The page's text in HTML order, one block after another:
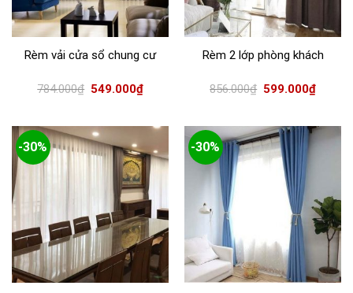
Rèm vải cửa sổ chung cư
784.000₫ 549.000₫
Rèm 2 lớp phòng khách
856.000₫ 599.000₫
-30% -30%